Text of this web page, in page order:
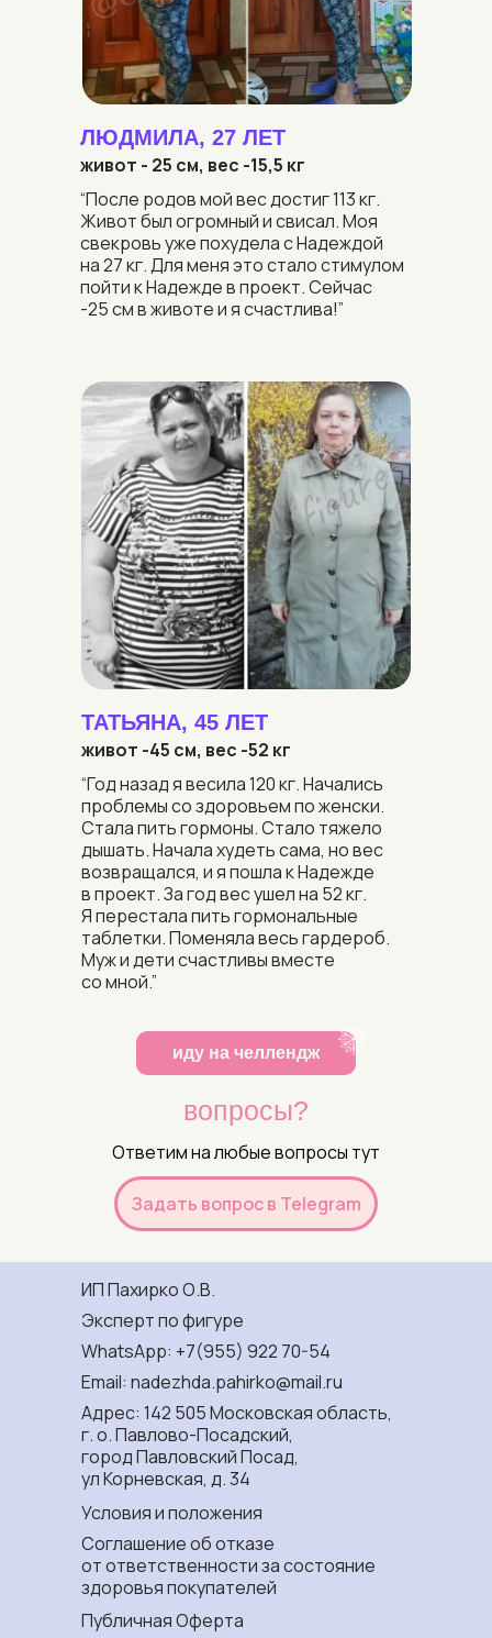
ЛЮДМИЛА, 27 ЛЕТ
ТАТЬЯНА, 45 ЛЕТ
живот - 25 см, вес -15,5 кг
живот -45 см, вес -52 кг
“После родов мой вес достиг 113 кг.
Живот был огромный и свисал. Моя
свекровь уже похудела с Надеждой
на 27 кг. Для меня это стало стимулом
пойти к Надежде в проект. Сейчас
-25 см в животе и я счастлива!”
“Год назад я весила 120 кг. Начались
проблемы со здоровьем по женски.
Стала пить гормоны. Стало тяжело
дышать. Начала худеть сама, но вес
возвращался, и я пошла к Надежде
в проект. За год вес ушел на 52 кг.
Я перестала пить гормональные
таблетки. Поменяла весь гардероб.
Муж и дети счастливы вместе
со мной.”
иду на челлендж
вопросы?
Ответим на любые вопросы тут
Задать вопрос в Telegram
Условия и положения
ИП Пахирко О.В.
Эксперт по фигуре
WhatsApp: +7(955) 922 70-54
Email: nadezhda.pahirko@mail.ru
Адрес: 142 505 Московская область,
г. о. Павлово-Посадский,
город Павловский Посад,
ул Корневская, д. 34
Соглашение об отказе
от ответственности за состояние
здоровья покупателей
Публичная Оферта